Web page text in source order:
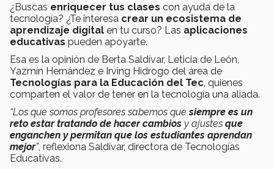
¿Buscas enriquecer tus clases con ayuda de la
tecnología? ¿Te interesa crear un ecosistema de
aprendizaje digital en tu curso? Las aplicaciones
educativas pueden apoyarte.
Esa es la opinión de Berta Saldívar, Leticia de León,
Yazmín Hernández e Irving Hidrogo del área de
Tecnologías para la Educación del Tec , quienes
comparten el valor de tener en la tecnología una aliada.
“Los que somos profesores sabemos quesiempre es un
reto estar tratando de hacer cambios y ajustes que
enganchen y permitan que los estudiantes aprendan
mejor”, reflexiona Saldívar, directora de Tecnologías
Educativas.